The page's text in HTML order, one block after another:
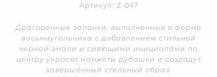
Артикул: Z-047
Драгоценные запонки, выполненные в форме
восьмиугольника с добавлением стильной
черной эмали и сияющими инициалами по
центру украсят манжеты рубашки и создадут
завершённый стильный образ.